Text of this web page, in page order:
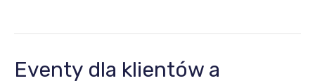
Eventy dla klientów a
Eventy